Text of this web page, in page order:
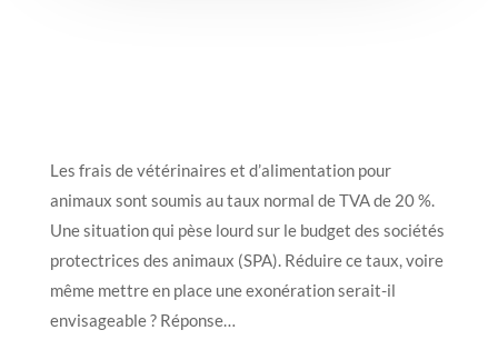
Les frais de vétérinaires et d’alimentation pour
animaux sont soumis au taux normal de TVA de 20 %.
Une situation qui pèse lourd sur le budget des sociétés
protectrices des animaux (SPA). Réduire ce taux, voire
même mettre en place une exonération serait-il
envisageable ? Réponse…